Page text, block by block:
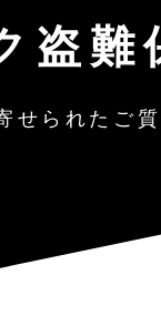
盗難
せられたご